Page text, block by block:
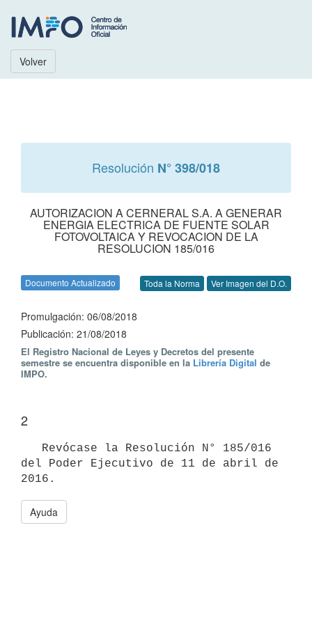
Volver
Resolución N° 398/018
AUTORIZACION A CERNERAL S.A. A GENERAR
ENERGIA ELECTRICA DE FUENTE SOLAR
FOTOVOLTAICA Y REVOCACION DE LA
RESOLUCION 185/016
Documento Actualizado Toda la Norma Ver Imagen del D.O.
Promulgación: 06/08/2018
Publicación: 21/08/2018
El Registro Nacional de Leyes y Decretos del presente
semestre se encuentra disponible en la Librería Digital de
IMPO.
2
del Poder Ejecutivo de 11 de abril de
Ayuda